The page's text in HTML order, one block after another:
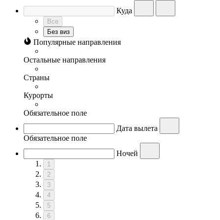
Куда
Все
Без виз
Популярные направления
Остальные направления
Страны
Курорты
Обязательное поле
Дата вылета
Обязательное поле
Ночей
1
2
3
4
5
6